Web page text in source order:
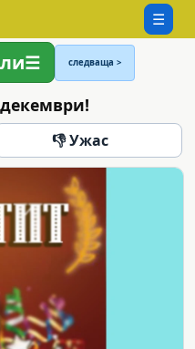
☰
следваща >
👎 Ужас